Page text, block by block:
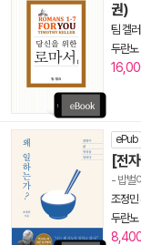
권)
팀 켈러
두란노|
ePub
[전
- 밥벌
조정민
두란노|